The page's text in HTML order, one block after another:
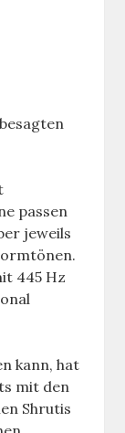
passen
jeweils
445 Hz
kann, hat
mit den
Shrutis